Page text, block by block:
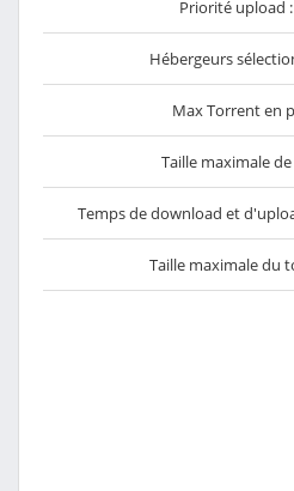
Priorité upload :
Hébergeurs
Max Torrent en
Taille maximale
Temps de download et
Taille maximale du